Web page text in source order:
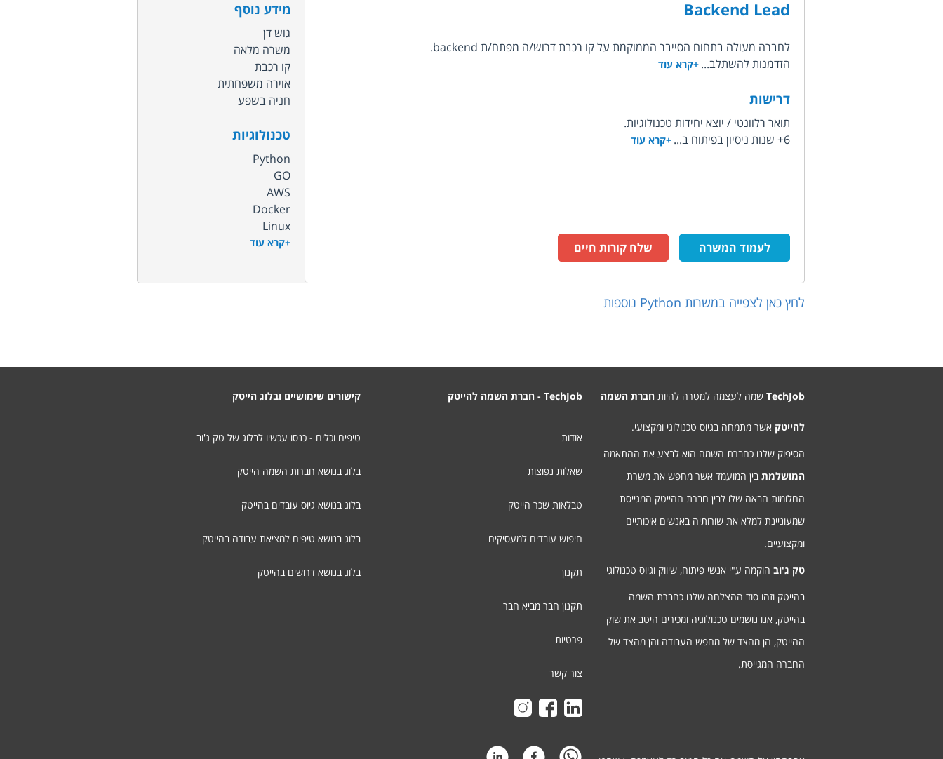
Backend Lead
לחברה מעולה בתחום הסייבר הממוקמת על קו רכבת דרוש/ה מפתח/ת backend.
הזדמנות להשתלב... +קרא עוד
דרישות
תואר רלוונטי / יוצא יחידות טכנולוגיות.
6+ שנות ניסיון בפיתוח ב...
+קרא עוד
מידע נוסף
גוש דן
משרה מלאה
קו רכבת
אוירה משפחתית
חניה בשפע
טכנולוגיות
Python
GO
AWS
Docker
Linux
+קרא עוד לעמוד המשרה שלח קורות חיים
לחץ כאן לצפייה במשרות Python נוספות
TechJob שמה לעצמה למטרה להיות חברת השמה
להייטק אשר מתמחה בגיוס טכנולוגי ומקצועי.
הסיפוק שלנו כחברת השמה הוא לבצע את ההתאמה
המושלמת בין המועמד אשר מחפש את משרת
החלומות הבאה שלו לבין חברת ההייטק המגייסת
שמעוניינת למלא את שורותיה באנשים איכותיים
ומקצועיים.
טק ג'וב הוקמה ע"י אנשי פיתוח, שיווק וגיוס טכנולוגי
בהייטק וזהו סוד ההצלחה שלנו כחברת השמה
בהייטק, אנו נושמים טכנולוגיה ומכירים היטב את שוק
ההייטק, הן מהצד של מחפש העבודה והן מהצד של
החברה המגייסת.
TechJob - חברת השמה להייטק
אודות
שאלות נפוצות
טבלאות שכר הייטק
חיפוש עובדים למעסיקים
תקנון
תקנון חבר מביא חבר
פרטיות
צור קשר
קישורים שימושיים ובלוג הייטק
טיפים וכלים - כנסו עכשיו לבלוג של טק ג'וב
בלוג בנושא חברות השמה הייטק
בלוג בנושא גיוס עובדים בהייטק
בלוג בנושא טיפים למציאת עבודה בהייטק
בלוג בנושא דרושים בהייטק